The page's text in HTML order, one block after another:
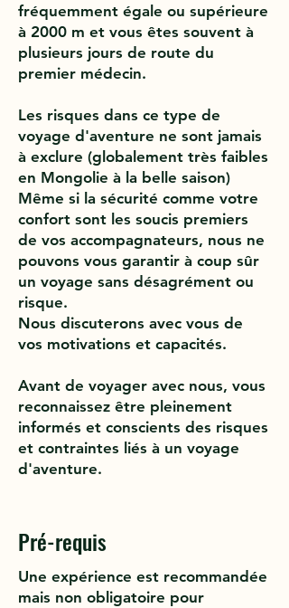
fréquemment égale ou supérieure
à 2000 m et vous êtes souvent à
plusieurs jours de route du
premier médecin.
Les risques dans ce type de
voyage d'aventure ne sont jamais
à exclure (globalement très faibles
en Mongolie à la belle saison)
Même si la sécurité comme votre
confort sont les soucis premiers
de vos accompagnateurs, nous ne
pouvons vous garantir à coup sûr
un voyage sans désagrément ou
risque.
Nous discuterons avec vous de
vos motivations et capacités.
Avant de voyager avec nous, vous
reconnaissez être pleinement
informés et conscients des risques
et contraintes liés à un voyage
d'aventure.
Pré-requis
Une expérience est recommandée
mais non obligatoire pour